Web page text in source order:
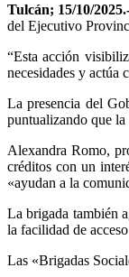
Tulcán; 15/10/
del Ejecutivo
“Esta acción
necesidades y actúa
La presencia del
puntualizando que
Alexandra Romo,
créditos con un
«ayudan a la
La brigada también
la facilidad de
Las «Brigadas